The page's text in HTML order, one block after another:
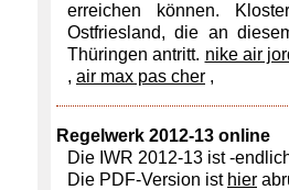
erreichen können.
Ostfriesland, die an
Thüringen antritt. nike air
, air max pas cher ,
Regelwerk 2012-13 online
Die IWR 2012-13 ist -
Die PDF-Version ist hier